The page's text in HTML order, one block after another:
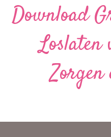
Download
Loslaten
Zorgen